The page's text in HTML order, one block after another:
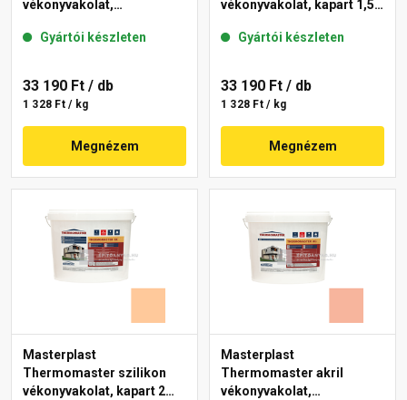
vékonyvakolat,
10-C 25 kg
Gyártói készleten
33 190 Ft / db
1 328 Ft / kg
Megnézem
vékonyvakolat, kapart 1,5
Gyártói készleten
33 190 Ft / db
1 328 Ft / kg
Megnézem
Masterplast
Thermomaster szilikon
vékonyvakolat, kapart 2
Masterplast
Thermomaster akril
vékonyvakolat,